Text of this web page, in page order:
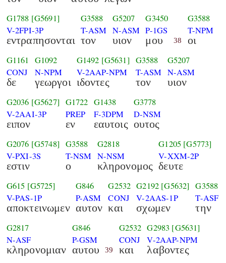
G1788 [G5691]
V-2FPI-3P
εντραπησονται
G3588
T-ASM
τον
G5207
N-ASM
υιον
G3450
P-1GS
μου 38
G3588
T-NPM
οι
G1161
CONJ
δε
G1092
N-NPM
γεωργοι
G1492 [G5631]
V-2AAP-NPM
ιδοντες
G3588
T-ASM
τον
G5207
N-ASM
υιον
G2036 [G5627]
V-2AAI-3P
ειπον
G1722
PREP
εν
G1438
F-3DPM
εαυτοις
G3778
D-NSM
ουτος
G2076 [G5748]
V-PXI-3S
εστιν
G3588
T-NSM
ο
G2818
N-NSM
κληρονομος
G1205 [G5773]
V-XXM-2P
δευτε
G615 [G5725]
V-PAS-1P
αποκτεινωμεν
G846
P-ASM
αυτον
G2532
CONJ
και
G2192 [G5632]
V-2AAS-1P
σχωμεν
G3588
T-ASF
την
G2817
N-ASF
κληρονομιαν
G846
P-GSM
αυτου 39
G2532
CONJ
και
G2983 [G5631]
V-2AAP-NPM
λαβοντες